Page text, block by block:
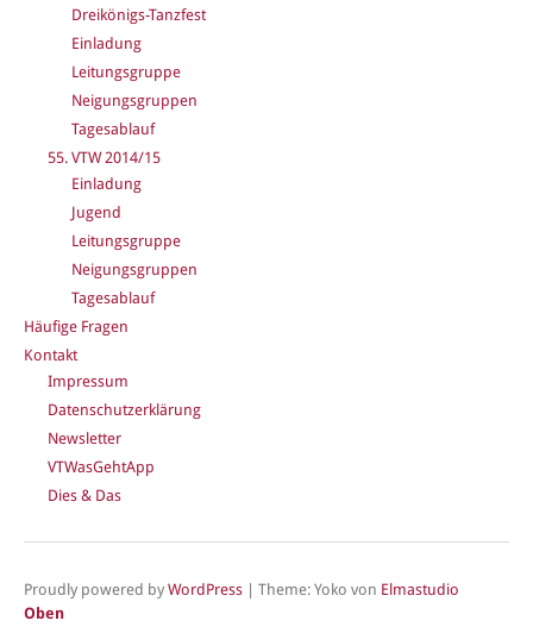
Dreikönigs-Tanzfest
Einladung
Leitungsgruppe
Neigungsgruppen
Tagesablauf
55. VTW 2014/15
Einladung
Jugend
Leitungsgruppe
Neigungsgruppen
Tagesablauf
Häufige Fragen
Kontakt
Impressum
Datenschutzerklärung
Newsletter
VTWasGehtApp
Dies & Das
Proudly powered by WordPress Theme: Yoko von Elmastudio
Oben